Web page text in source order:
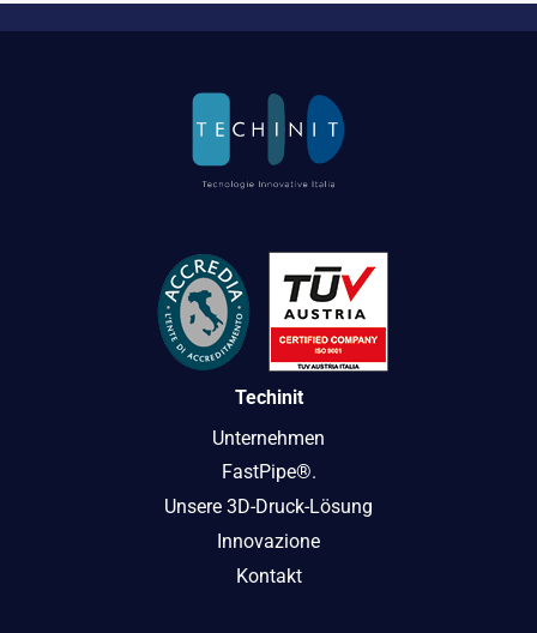
Techinit
Unternehmen
FastPipe®.
Unsere 3D-Druck-Lösung
Innovazione
Kontakt